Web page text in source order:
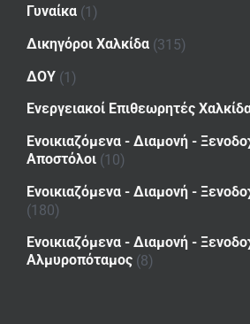
Γυναίκα (1)
Δικηγόροι Χαλκίδα (315)
ΔΟΥ (1)
Ενεργειακοί Επιθεωρητές
Ενοικιαζόμενα - Διαμονή -
Αποστόλοι (10)
Ενοικιαζόμενα - Διαμονή -
(180)
Ενοικιαζόμενα - Διαμονή -
Αλμυροπόταμος (8)